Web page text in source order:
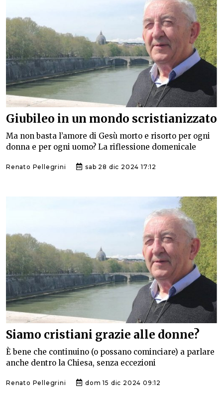
Giubileo in un mondo scristianizzato
Ma non basta l’amore di Gesù morto e risorto per ogni
donna e per ogni uomo? La riflessione domenicale
Renato Pellegrini sab 28 dic 2024 17:12
Siamo cristiani grazie alle donne?
È bene che continuino (o possano cominciare) a parlare
anche dentro la Chiesa, senza eccezioni
Renato Pellegrini dom 15 dic 2024 09:12